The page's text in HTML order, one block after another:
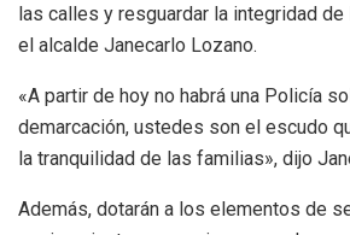
las calles y resguardar la integridad
el alcalde Janecarlo Lozano.
«A partir de hoy no habrá una Policía
demarcación, ustedes son el escudo
la tranquilidad de las familias», dijo
Además, dotarán a los elementos de